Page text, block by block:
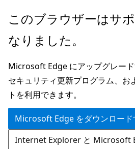
メ
ン
ン
テ
ン
ツ
に
ス
ペ
ジ
ナ
ビ
ゲ
ー
シ
ョ
このブラウザーはサ
なりました。
Microsoft Edge にアップグレード
セキュリティ更新プログラム、お
トを利用できます。
Microsoft Edge をダウンロード
Internet Explorer と Microsoft